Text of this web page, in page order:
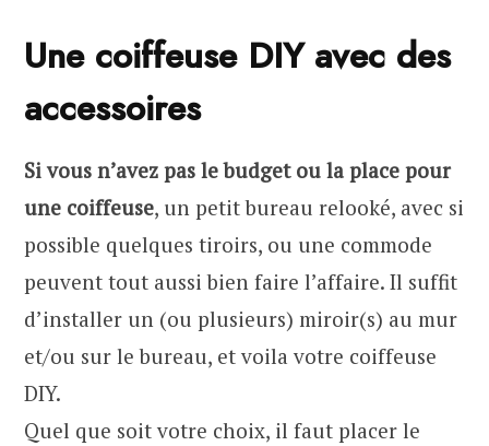
Une coiffeuse DIY avec des
accessoires
Si vous n’avez pas le budget ou la place pour
une coiffeuse, un petit bureau relooké, avec si
possible quelques tiroirs, ou une commode
peuvent tout aussi bien faire l’affaire. Il suffit
d’installer un (ou plusieurs) miroir(s) au mur
et/ou sur le bureau, et voila votre coiffeuse
DIY.
Quel que soit votre choix, il faut placer le